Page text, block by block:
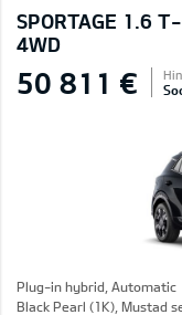
SPORTAGE 1.6
4WD
50 811 €
Plug-in hybrid, Automatic
Black Pearl (1K), Mustad